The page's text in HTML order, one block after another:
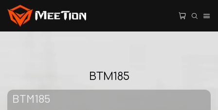
BTM185
BTM185